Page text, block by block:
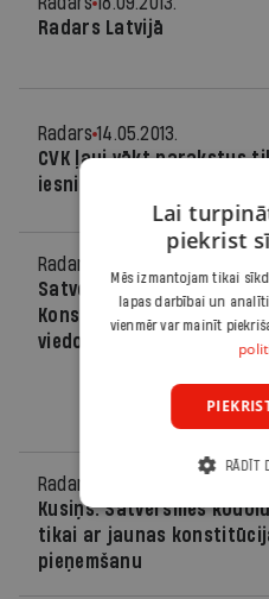
Radars Latvijā
Radars 14.05.2013.
CVK ļauj vākt parakstus
iesniegto Satversmes
Radars
Satversmes kodols: ko
Konstitucionālo tiesību
viedoklī
Radars
Kusiņš: Satversmes
tikai ar jaunas
pieņemšanu
Lai
piekrist
Mēs izmantojam tikai
lapas darbībai un
vienmēr var mainīt
RĀDĪT